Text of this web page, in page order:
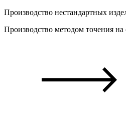
Производство нестандартных
Производство методом точения на